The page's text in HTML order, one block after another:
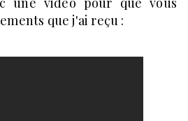
que j'ai reçu :